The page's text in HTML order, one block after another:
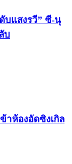
บแสงรวี” ซี-นุ
บ
าห้องอัดซิงเกิล